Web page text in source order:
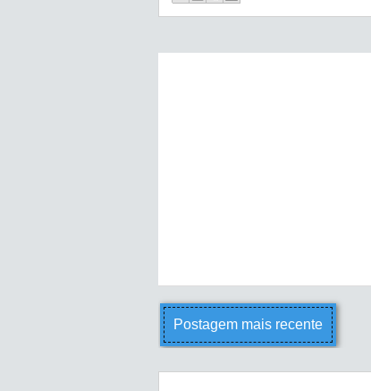
Postagem mais recente